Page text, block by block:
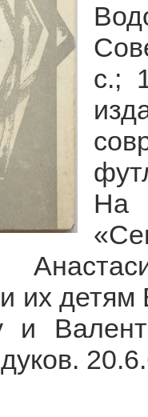
с.;
На
их детям
и